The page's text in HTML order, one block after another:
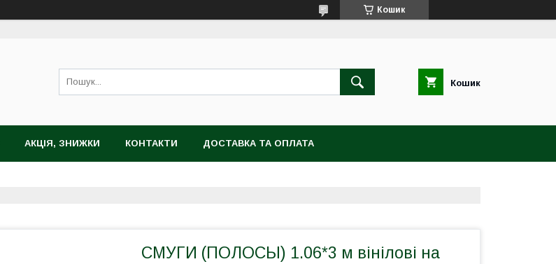
Кошик
Кошик
АКЦІЯ, ЗНИЖКИ КОНТАКТИ ДОСТАВКА ТА ОПЛАТА
СМУГИ (ПОЛОСЫ) 1.06*3 м вінілові на